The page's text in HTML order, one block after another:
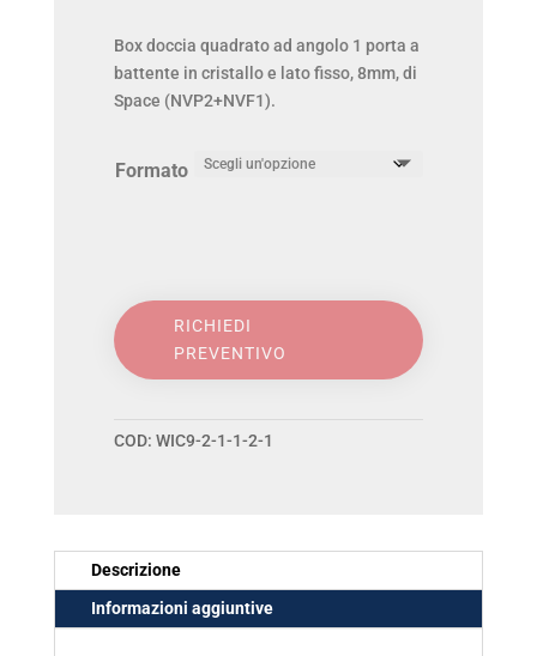
Box doccia quadrato ad angolo 1 porta a
battente in cristallo e lato fisso, 8mm, di
Space (NVP2+NVF1).
Formato
PDP
-
SPACE
DOCCIA
1
PORTA
RICHIEDI
PREVENTIVO
COD: WIC9-2-1-1-2-1
Descrizione
Informazioni aggiuntive